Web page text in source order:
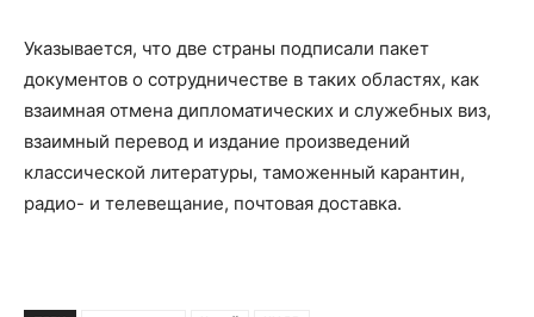
Указывается, что две страны подписали пакет
документов о сотрудничестве в таких областях, как
взаимная отмена дипломатических и служебных виз,
взаимный перевод и издание произведений
классической литературы, таможенный карантин,
радио- и телевещание, почтовая доставка.